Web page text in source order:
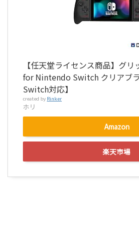
【任天堂ライセンス商品】グ
for Nintendo Switch クリアブ
Switch対応】
created by Rinker
ホリ
Amazon
楽天市場